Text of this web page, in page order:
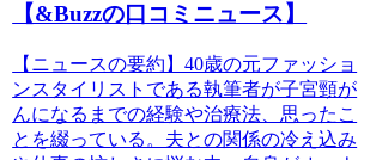
【&Buzzの口コミニュース】
【ニュースの要約】40歳の元ファッショ
ンスタイリストである執筆者が子宮頸が
んになるまでの経験や治療法、思ったこ
とを綴っている。夫との関係の冷え込み